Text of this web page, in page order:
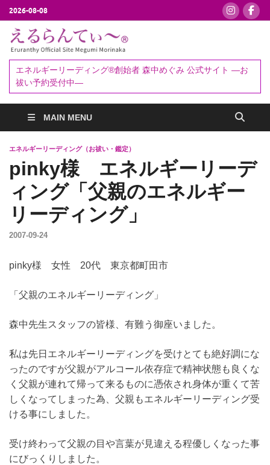
2026-08-08
ぃ～®
予約受付中
エネルギーリーディング®創始者 森中めぐみ 公式サイト ―お
祓い予約受付中―
MAIN MENU
エネルギーリーディング（お祓い・鑑定）
pinky様 エネルギーリーデ
ィング「父親のエネルギー
リーディング」
2007-09-24
pinky様 女性 20代 東京都町田市
「父親のエネルギーリーディング」
森中先生スタッフの皆様、有難う御座いました。
私は先日エネルギーリーディングを受けとても絶好調にな
ったのですが父親がアルコール依存症で精神状態も良くな
く父親が連れて帰って来るものに憑依され身体が重くて苦
しくなってしまった為、父親もエネルギーリーディング受
ける事にしました。
受け終わって父親の目や言葉が見違える程優しくなった事
にびっくりしました。